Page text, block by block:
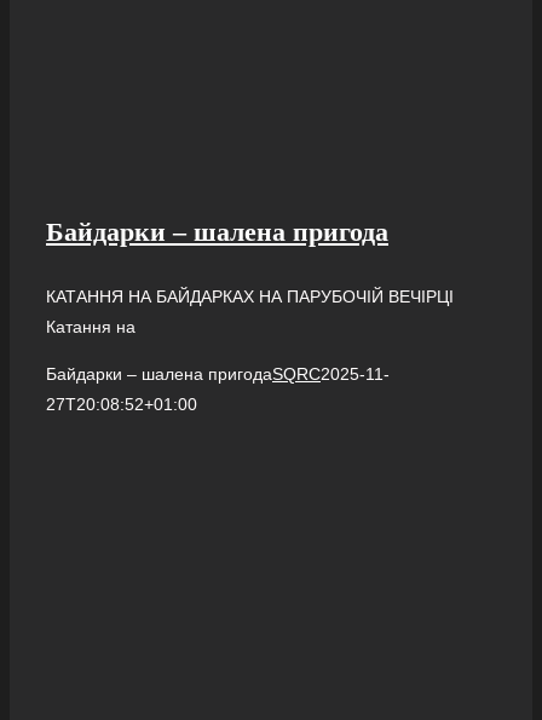
Байдарки – шалена пригода
КАТАННЯ НА БАЙДАРКАХ НА ПАРУБОЧІЙ ВЕЧІРЦІ
Катання на
Байдарки – шалена пригодаSQRC2025-11-
27T20:08:52+01:00